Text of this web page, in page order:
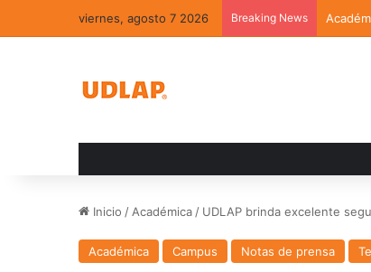
viernes, agosto 7 2026 Breaking News
Inicio / Académica / UDLAP brinda excelente
Académica Campus Notas de prensa